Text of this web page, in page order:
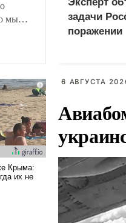
мы
Эксперт
задачи
поражении
6 АВГУСТА